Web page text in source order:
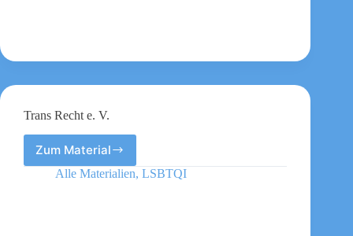
Trans Recht e. V.
Zum Material
Trans
Recht
Alle Materialien, LSBTQI